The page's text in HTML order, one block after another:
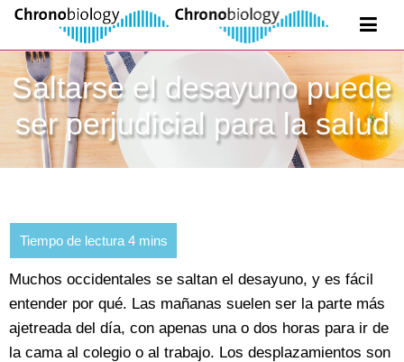
Saltarse el desayuno puede
ser perjudicial para la salud
Muchos occidentales se saltan el desayuno, y es fácil
entender por qué. Las mañanas suelen ser la parte más
ajetreada del día, con apenas una o dos horas para ir de
la cama al colegio o al trabajo. Los desplazamientos son